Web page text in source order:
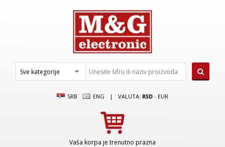
SRB ENG | VALUTA: RSD - EUR
Vaša korpa je trenutno prazna